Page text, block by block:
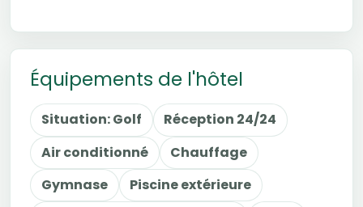
Équipements de l'hôtel
Situation: Golf
Réception 24/24
Air conditionné
Chauffage
Gymnase
Piscine extérieure